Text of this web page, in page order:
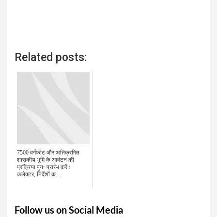
Related posts:
7500 वर्गफीट और अतिक्रमित
शासकीय भूमि के आवंटन की
प्रक्रिया पुनः प्रारंभ करें :
कलेक्टर, निर्देशों क...
Follow us on Social Media